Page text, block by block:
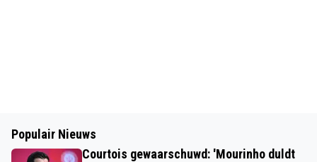
Populair Nieuws
Courtois gewaarschuwd: 'Mourinho duldt